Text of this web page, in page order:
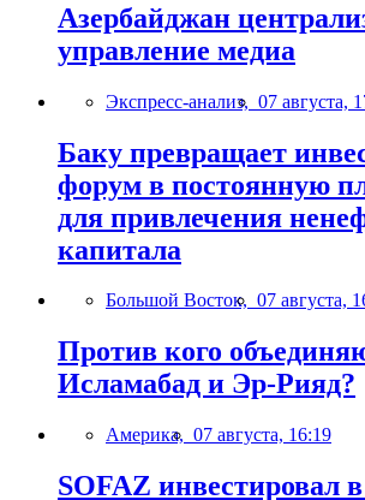
Азербайджан
управление медиа
Экспресс-анализ, 07 августа,
Баку превращает
форум в постоянную
для привлечения
капитала
Большой Восток, 07 августа,
Против кого
Исламабад и Эр-Рияд?
Америка, 07 августа, 16:19
SOFAZ инвестировал